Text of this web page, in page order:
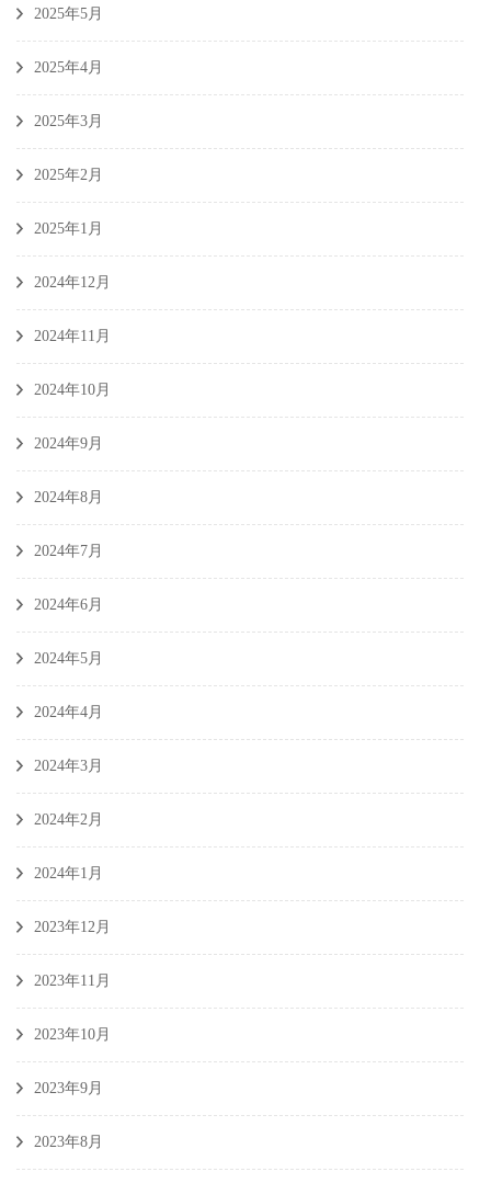
2025年5月
2025年4月
2025年3月
2025年2月
2025年1月
2024年12月
2024年11月
2024年10月
2024年9月
2024年8月
2024年7月
2024年6月
2024年5月
2024年4月
2024年3月
2024年2月
2024年1月
2023年12月
2023年11月
2023年10月
2023年9月
2023年8月